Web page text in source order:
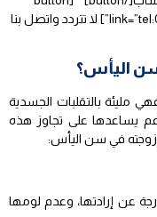
link=”tel:01020226226″ type=”big” newwindow=”yes”] لا تتردد واتصل بنا
اليأس؟
مليئة بالتقلبات الجسدية
يساعدها على تجاوز هذه
زوجته في سن اليأس:
عن إرادتها، وعدم لومها